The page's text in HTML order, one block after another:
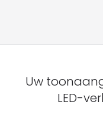
Uw
LED-